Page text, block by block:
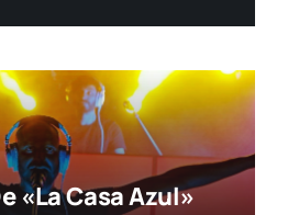
«La Casa Azul»